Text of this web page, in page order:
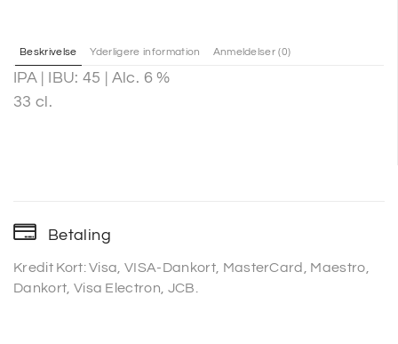
Beskrivelse Yderligere information Anmeldelser (0)
IPA | IBU: 45 | Alc. 6 %
33 cl.
Betaling
Kredit Kort: Visa, VISA-Dankort, MasterCard, Maestro,
Dankort, Visa Electron, JCB.